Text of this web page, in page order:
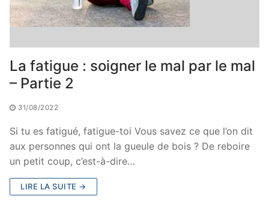
La fatigue : soigner le mal par le mal
– Partie 2
31/08/2022
Si tu es fatigué, fatigue-toi Vous savez ce que l’on dit
aux personnes qui ont la gueule de bois ? De reboire
un petit coup, c’est-à-dire…
LIRE LA SUITE →